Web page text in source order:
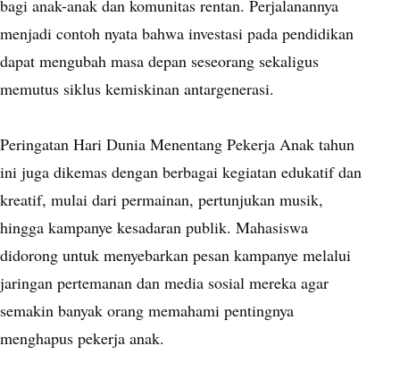
bagi anak-anak dan komunitas rentan. Perjalanannya
menjadi contoh nyata bahwa investasi pada pendidikan
dapat mengubah masa depan seseorang sekaligus
memutus siklus kemiskinan antargenerasi.
Peringatan Hari Dunia Menentang Pekerja Anak tahun
ini juga dikemas dengan berbagai kegiatan edukatif dan
kreatif, mulai dari permainan, pertunjukan musik,
hingga kampanye kesadaran publik. Mahasiswa
didorong untuk menyebarkan pesan kampanye melalui
jaringan pertemanan dan media sosial mereka agar
semakin banyak orang memahami pentingnya
menghapus pekerja anak.